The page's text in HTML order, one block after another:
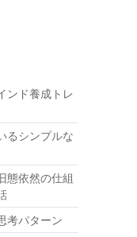
ンド養成トレ
るシンプルな
態依然の仕組
考パターン